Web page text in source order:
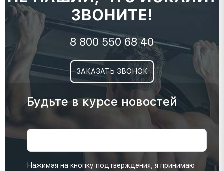
ЗВОНИТЕ!
8 800 550 68 40
ЗАКАЗАТЬ ЗВОНОК
Будьте в курсе новостей
Нажимая на кнопку подтверждения, я принимаю